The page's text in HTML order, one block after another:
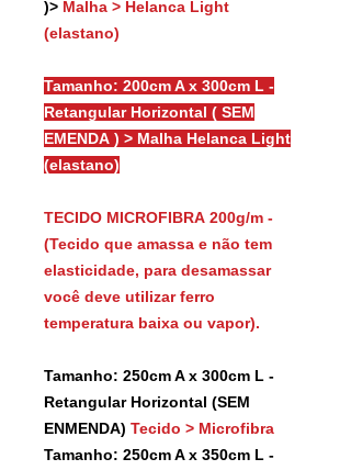
)> Malha > Helanca Light
(elastano)
Tamanho: 200cm A x 300cm L -
Retangular Horizontal ( SEM
EMENDA ) > Malha Helanca Light
(elastano)
TECIDO MICROFIBRA 200g/m -
(Tecido que amassa e não tem
elasticidade, para desamassar
você deve utilizar ferro
temperatura baixa ou vapor).
Tamanho: 250cm A x 300cm L -
Retangular Horizontal (SEM
ENMENDA) Tecido > Microfibra
Tamanho: 250cm A x 350cm L -